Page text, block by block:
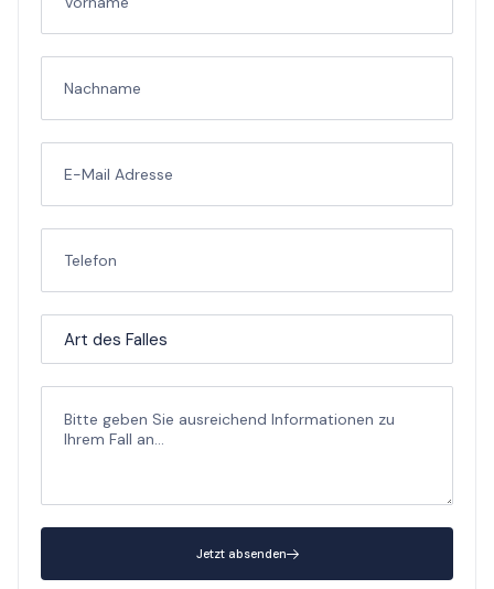
Jetzt absenden